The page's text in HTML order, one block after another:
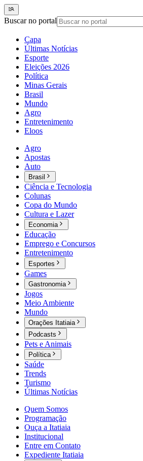
Buscar no portal
Capa
Últimas Notícias
Esporte
Eleições 2026
Política
Minas Gerais
Brasil
Mundo
Agro
Entretenimento
Eloos
Agro
Apostas
Auto
Brasil
Ciência e Tecnologia
Colunas
Copa do Mundo
Cultura e Lazer
Economia
Educação
Emprego e Concursos
Entretenimento
Esportes
Games
Gastronomia
Jogos
Meio Ambiente
Mundo
Orações Itatiaia
Podcasts
Pets e Animais
Política
Saúde
Trends
Turismo
Últimas Notícias
Quem Somos
Programação
Ouça a Itatiaia
Institucional
Entre em Contato
Expediente Itatiaia